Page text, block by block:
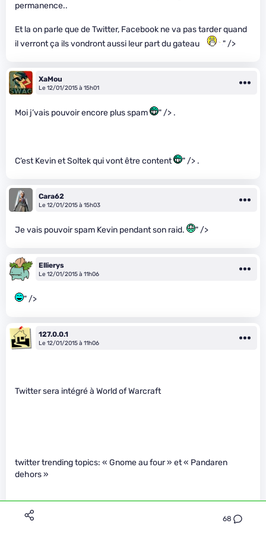
68
permanence..
Et la on parle que de Twitter, Facebook ne va pas tarder quand
il verront ça ils vondront aussi leur part du gateau
" />
XaMou
Le 12/01/2015 à 15h01
Moi j’vais pouvoir encore plus spam " /> .
C’est Kevin et Soltek qui vont être content " /> .
Cara62
Le 12/01/2015 à 15h03
Je vais pouvoir spam Kevin pendant son raid. " />
Ellierys
Le 12/01/2015 à 11h06
" />
127.0.0.1
Le 12/01/2015 à 11h06
Twitter sera intégré à World of Warcraft
twitter trending topics: « Gnome au four » et « Pandaren
dehors »
" />